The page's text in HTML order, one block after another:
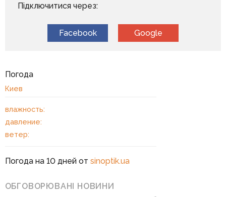
Підключитися через:
Facebook Google
Погода
Киев
влажность:
давление:
ветер:
Погода на 10 дней от sinoptik.ua
ОБГОВОРЮВАНІ НОВИНИ